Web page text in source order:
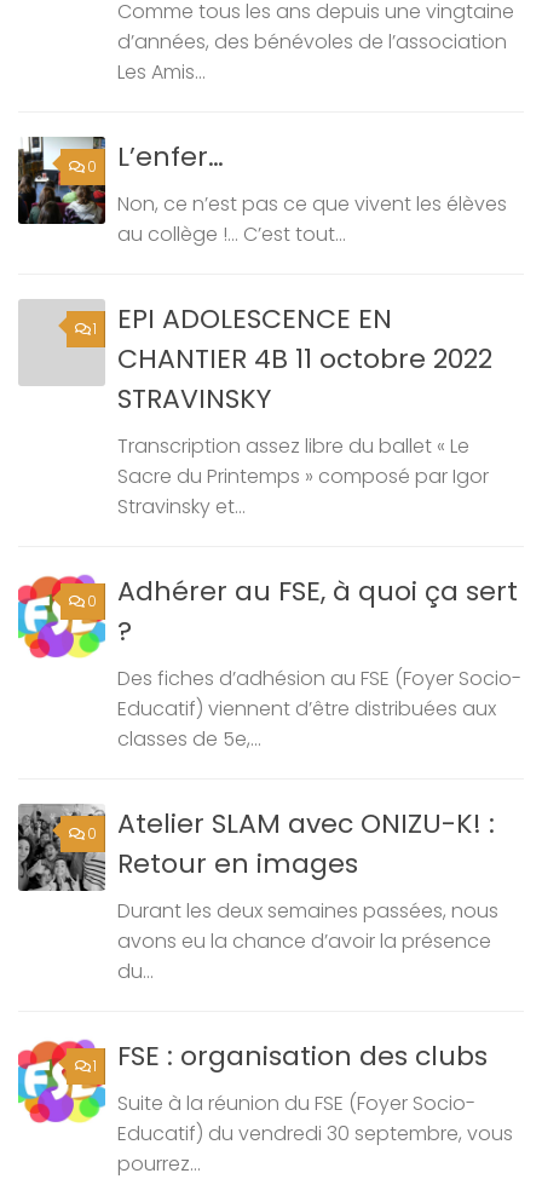
Comme tous les ans depuis une vingtaine
d’années, des bénévoles de l’association
Les Amis...
0 L’enfer…
Non, ce n’est pas ce que vivent les élèves
au collège !… C’est tout...
1
EPI ADOLESCENCE EN
CHANTIER 4B 11 octobre 2022
STRAVINSKY
Transcription assez libre du ballet « Le
Sacre du Printemps » composé par Igor
Stravinsky et...
0
Adhérer au FSE, à quoi ça sert
?
Des fiches d’adhésion au FSE (Foyer Socio-
Educatif) viennent d’être distribuées aux
classes de 5e,...
0
Atelier SLAM avec ONIZU-K! :
Retour en images
Durant les deux semaines passées, nous
avons eu la chance d’avoir la présence
du...
1 FSE : organisation des clubs
Suite à la réunion du FSE (Foyer Socio-
Educatif) du vendredi 30 septembre, vous
pourrez...